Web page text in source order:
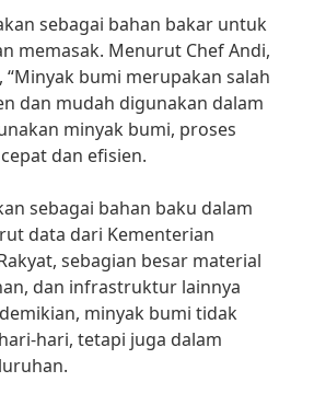
sebagai bahan bakar untuk
memasak. Menurut Chef Andi,
bumi merupakan salah
dan mudah digunakan dalam
minyak bumi, proses
dan efisien.
sebagai bahan baku dalam
data dari Kementerian
sebagian besar material
dan infrastruktur lainnya
minyak bumi tidak
hari, tetapi juga dalam